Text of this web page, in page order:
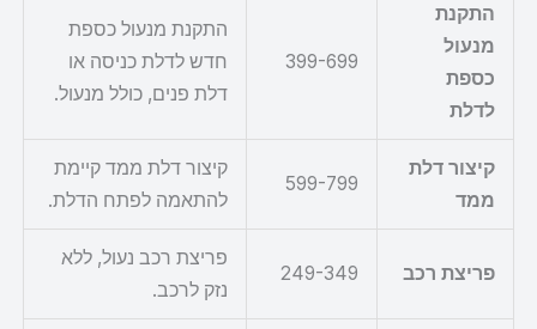
התקנת
מנעול
כספת
לדלת
399-699
התקנת מנעול כספת
חדש לדלת כניסה או
דלת פנים, כולל מנעול.
קיצור דלת
ממד
599-799
קיצור דלת ממד קיימת
להתאמה לפתח הדלת.
פריצת רכב 249-349
פריצת רכב נעול, ללא
נזק לרכב.